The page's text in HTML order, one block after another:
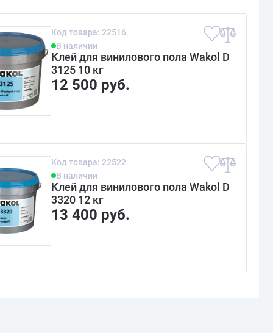
Код товара: 22516
В наличии
Клей для винилового пола Wakol D
3125 10 кг
12 500 руб.
Код товара: 22522
В наличии
Клей для винилового пола Wakol D
3320 12 кг
13 400 руб.